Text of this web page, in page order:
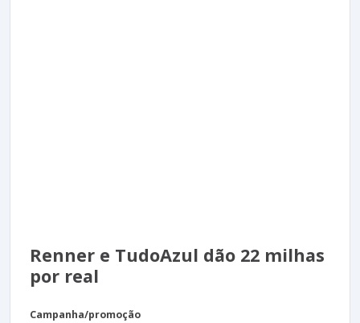
Renner e TudoAzul dão 22 milhas
por real
Campanha/promoção